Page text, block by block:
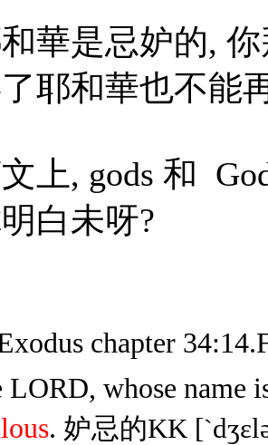
華是忌妒的,
耶和華也不能
上, gods 和
白未呀?
Exodus chapter
LORD, whose name
. 妒忌的KK [ˋ